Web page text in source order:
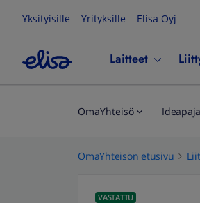
Yksityisille Yrityksille Elisa Oyj
Laitteet
OmaYhteisö Ideapaja
OmaYhteisön etusivu
VASTATTU